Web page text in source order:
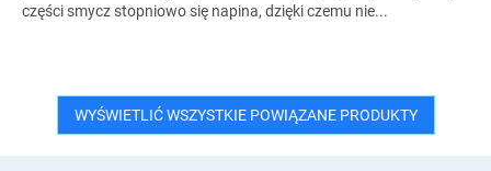
części smycz stopniowo się napina, dzięki czemu nie...
WYŚWIETLIĆ WSZYSTKIE POWIĄZANE PRODUKTY